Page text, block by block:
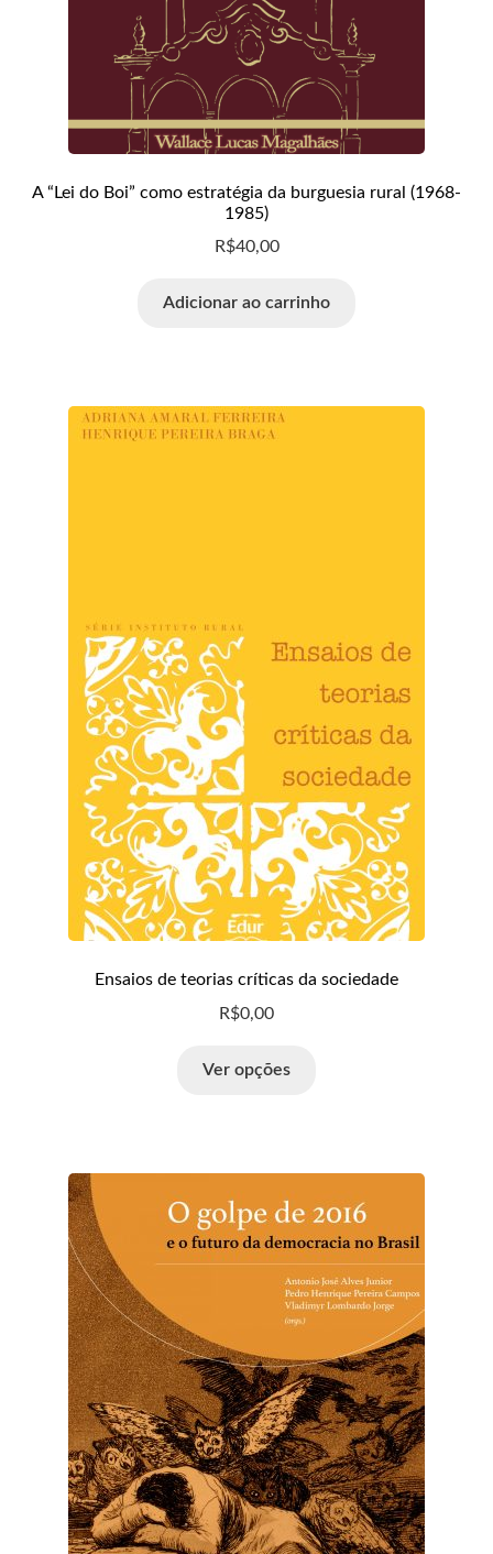
A “Lei do Boi” como estratégia da burguesia rural (1968-
1985)
R$40,00
Adicionar ao carrinho
Ensaios de teorias críticas da sociedade
R$0,00
Ver opções